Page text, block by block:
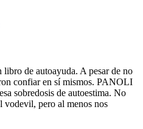
de autoayuda. A pesar de no
confiar en sí mismos. PANOLI
sobredosis de autoestima. No
vodevil, pero al menos nos